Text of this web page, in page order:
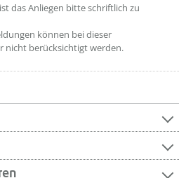
das Anliegen bitte schriftlich zu
können bei dieser
nicht berücksichtigt werden.